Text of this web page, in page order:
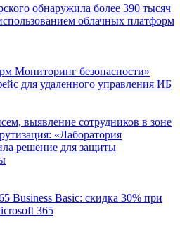
обнаружила более 390 тысяч
облачных платформ
Мониторинг безопасности»
для удаленного управления ИБ
выявление сотрудников в зоне
«Лаборатория
решение для защиты
Business Basic: скидка 30% при
365